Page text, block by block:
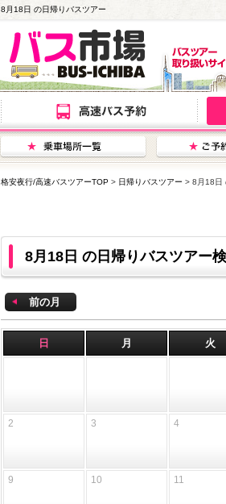
8月18日 の日帰りバスツアー
格安夜行/高速バスツアーTOP > 日帰りバスツアー > 8月18日
8月18日 の日帰りバスツアー
前の月
日 月 火
2 3 4
9 10 11